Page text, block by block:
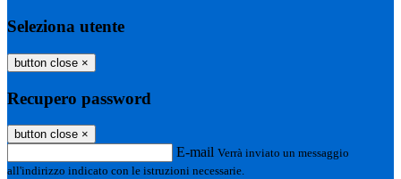
Seleziona utente
button close ×
Recupero password
button close ×
E-mail Verrà inviato un messaggio
all'indirizzo indicato con le istruzioni necessarie.